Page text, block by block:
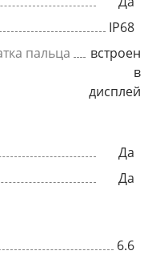
IP68
пальца
встроен
в
дисплей
Да
Да
6.6